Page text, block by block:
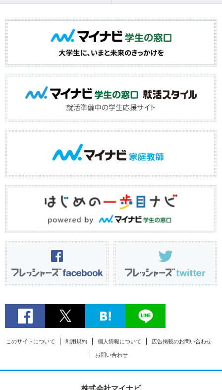
このサイトについて 利用規約 個人情報について 広告掲載のお問い合わせ
お問い合わせ
株式会社マイナビ